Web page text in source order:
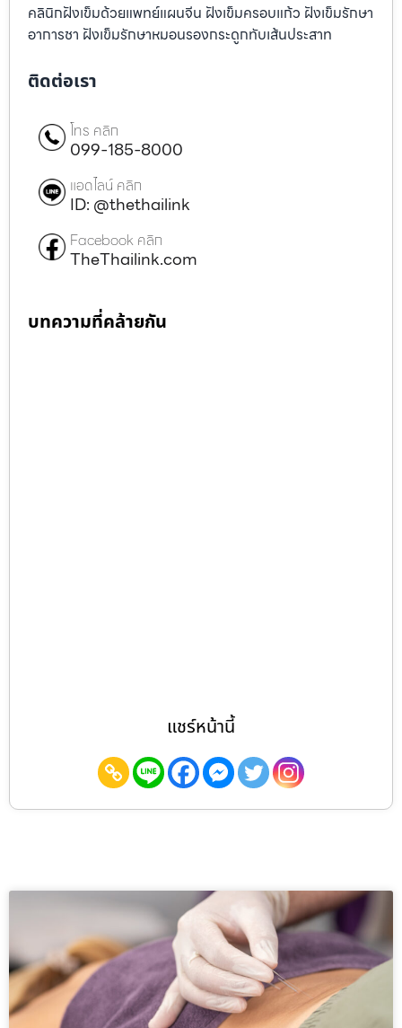
คลินิกฝังเข็มด้วยแพทย์แผนจีน ฝังเข็มครอบแก้ว ฝังเข็มรักษา
อาการชา ฝังเข็มรักษาหมอนรองกระดูกทับเส้นประสาท
ติดต่อเรา
โทร คลิก
099-185-8000
แอดไลน์ คลิก
ID: @thethailink
Facebook คลิก
TheThailink.com
บทความที่คล้ายกัน
แชร์หน้านี้